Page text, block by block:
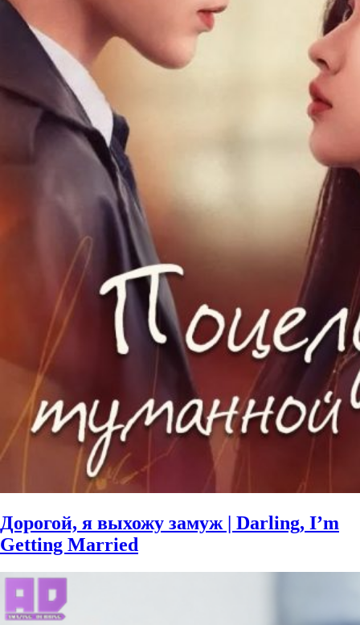
Дорогой, я выхожу замуж | Darling, I’m
Getting Married